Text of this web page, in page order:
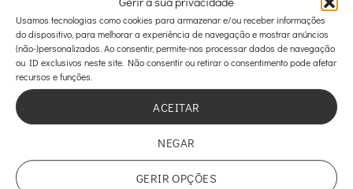
Usamos tecnologias como cookies para armazenar e/ou receber informações
do dispositivo, para melhorar a experiência de navegação e mostrar anúncios
(não-)personalizados. Ao consentir, permite-nos processar dados de navegação
ou ID exclusivos neste site. Não consentir ou retirar o consentimento pode afetar
recursos e funções.
ACEITAR
NEGAR
GERIR OPÇÕES
Estética Corporal(12)
Estética Facial(7)
Estética Pós-parto(3)
Estética Pré-parto
Lipoescultura